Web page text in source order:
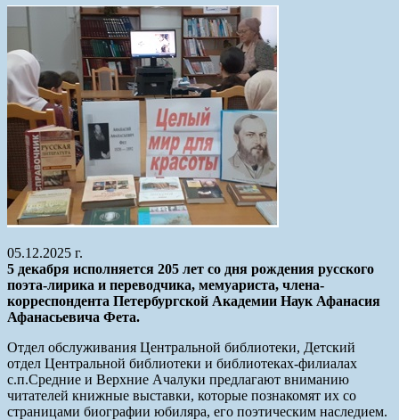
05.12.2025 г.
5 декабря исполняется 205 лет со дня рождения русского
поэта-лирика и переводчика, мемуариста, члена-
корреспондента Петербургской Академии Наук Афанасия
Афанасьевича Фета.
Отдел обслуживания Центральной библиотеки, Детский
отдел Центральной библиотеки и библиотеках-филиалах
с.п.Средние и Верхние Ачалуки предлагают вниманию
читателей книжные выставки, которые познакомят их со
страницами биографии юбиляра, его поэтическим наследием.